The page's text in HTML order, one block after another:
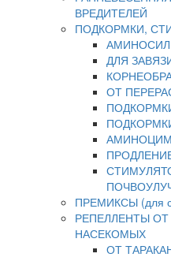
ВРЕДИТЕЛЕЙ
ПОДКОРМКИ,
ДЛЯ
ОТ
ПРЕМИКСЫ (для
РЕПЕЛЛЕНТЫ
НАСЕКОМЫХ
ОТ